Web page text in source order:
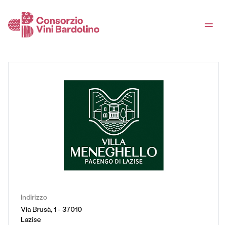
Indirizzo
Via Brusà, 1 - 37010
Lazise